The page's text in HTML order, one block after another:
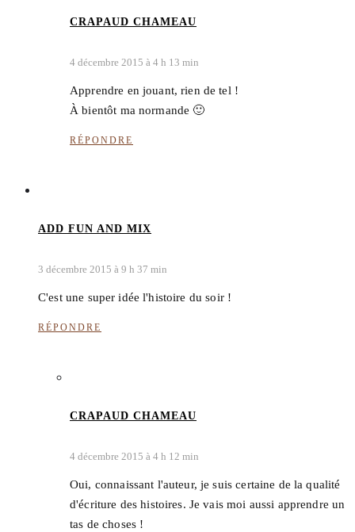
CRAPAUD CHAMEAU
4 décembre 2015 à 4 h 13 min
Apprendre en jouant, rien de tel !
À bientôt ma normande 🙂
RÉPONDRE
ADD FUN AND MIX
3 décembre 2015 à 9 h 37 min
C'est une super idée l'histoire du soir !
RÉPONDRE
CRAPAUD CHAMEAU
4 décembre 2015 à 4 h 12 min
Oui, connaissant l'auteur, je suis certaine de la qualité
d'écriture des histoires. Je vais moi aussi apprendre un
tas de choses !